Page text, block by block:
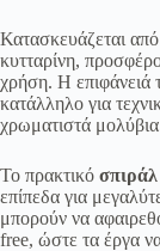
Κατασκευάζεται από
κυτταρίνη,
χρήση. Η επιφάνειά
κατάλληλο για
χρωματιστά
Το πρακτικό
επίπεδα για
μπορούν να
free, ώστε τα έργα να